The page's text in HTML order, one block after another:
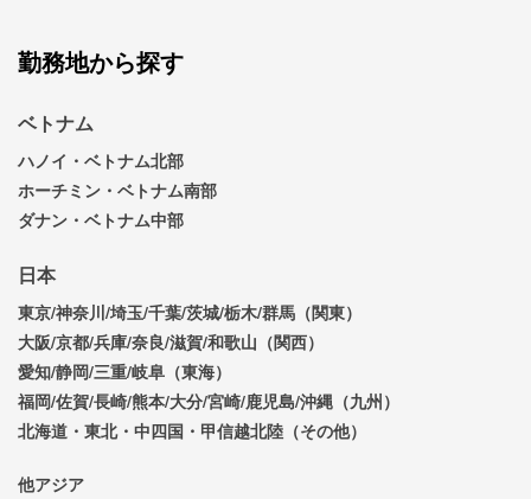
勤務地から探す
ベトナム
ハノイ・ベトナム北部
ホーチミン・ベトナム南部
ダナン・ベトナム中部
日本
東京/神奈川/埼玉/千葉/茨城/栃木/群馬（関東）
大阪/京都/兵庫/奈良/滋賀/和歌山（関西）
愛知/静岡/三重/岐阜（東海）
福岡/佐賀/長崎/熊本/大分/宮崎/鹿児島/沖縄（九州）
北海道・東北・中四国・甲信越北陸（その他）
他アジア